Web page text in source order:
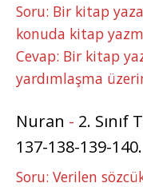
Soru: Bir kitap
konuda kitap
Cevap: Bir kitap
yardımlaşma
Nuran - 2. Sınıf
137-138-139-
Soru: Verilen